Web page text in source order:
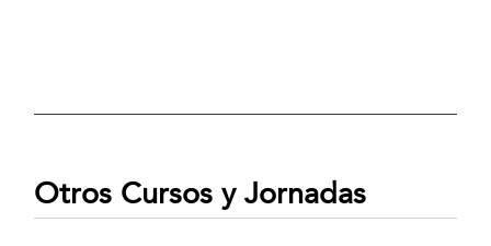
Otros Cursos y Jornadas